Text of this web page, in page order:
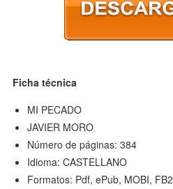
Ficha técnica
MI PECADO
JAVIER MORO
Número de páginas: 384
Idioma: CASTELLANO
Formatos: Pdf, ePub, MOBI, FB2